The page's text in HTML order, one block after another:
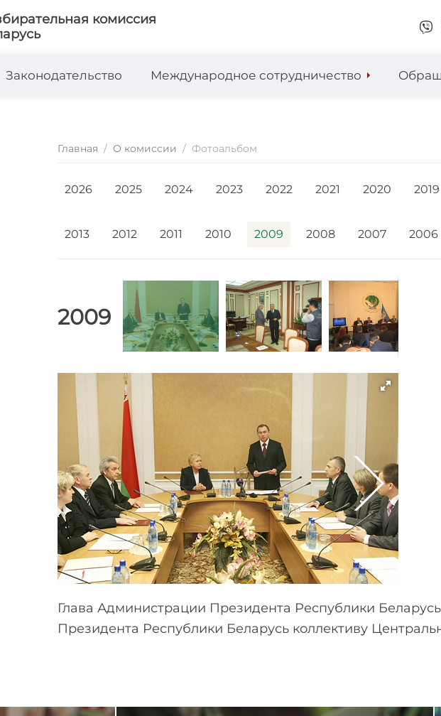
комиссия
Законодательство Международное сотрудничество
Главная / О комиссии / Фотоальбом
2026 2025 2024 2023 2022 2021 2020 2019
2013 2012 2011 2010 2009 2008 2007 2006
2009
Глава Администрации Президента Республики
Президента Республики Беларусь коллективу